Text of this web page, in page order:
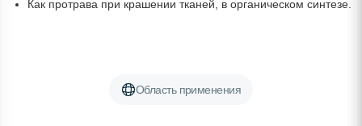
Как протрава при крашении тканей, в органическом синтезе.
Область применения